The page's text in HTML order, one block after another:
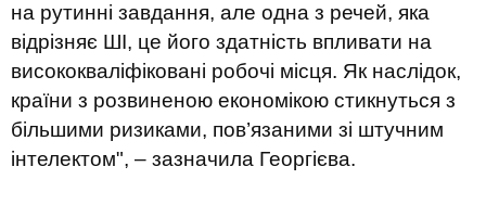
на рутинні завдання, але одна з речей, яка
відрізняє ШІ, це його здатність впливати на
висококваліфіковані робочі місця. Як наслідок,
країни з розвиненою економікою стикнуться з
більшими ризиками, пов’язаними зі штучним
інтелектом", – зазначила Георгієва.